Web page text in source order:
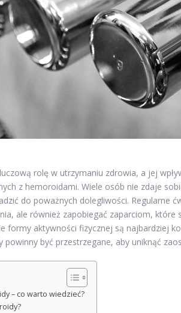
rolę w utrzymaniu zdrowia, a jej
z hemoroidami. Wiele osób nie zdaje
do poważnych dolegliwości. Regularne
ale również zapobiegać zaparciom, które
formy aktywności fizycznej są najbardziej
być przestrzegane, aby uniknąć
– co warto wiedzieć?